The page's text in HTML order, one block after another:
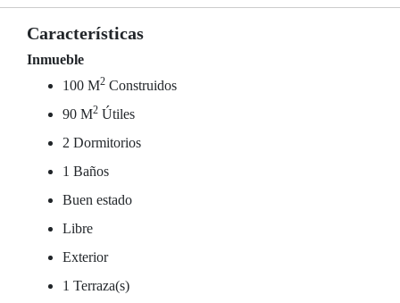
Características
Inmueble
100 M2 Construidos
90 M2 Útiles
2 Dormitorios
1 Baños
Buen estado
Libre
Exterior
1 Terraza(s)